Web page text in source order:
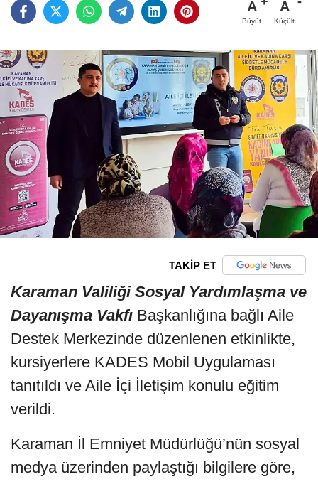
A
Büyüt
A
Küçült
TAKİP ET
Karaman Valiliği Sosyal Yardımlaşma ve
Dayanışma Vakfı Başkanlığına bağlı Aile
Destek Merkezinde düzenlenen etkinlikte,
kursiyerlere KADES Mobil Uygulaması
tanıtıldı ve Aile İçi İletişim konulu eğitim
verildi.
Karaman İl Emniyet Müdürlüğü’nün sosyal
medya üzerinden paylaştığı bilgilere göre,